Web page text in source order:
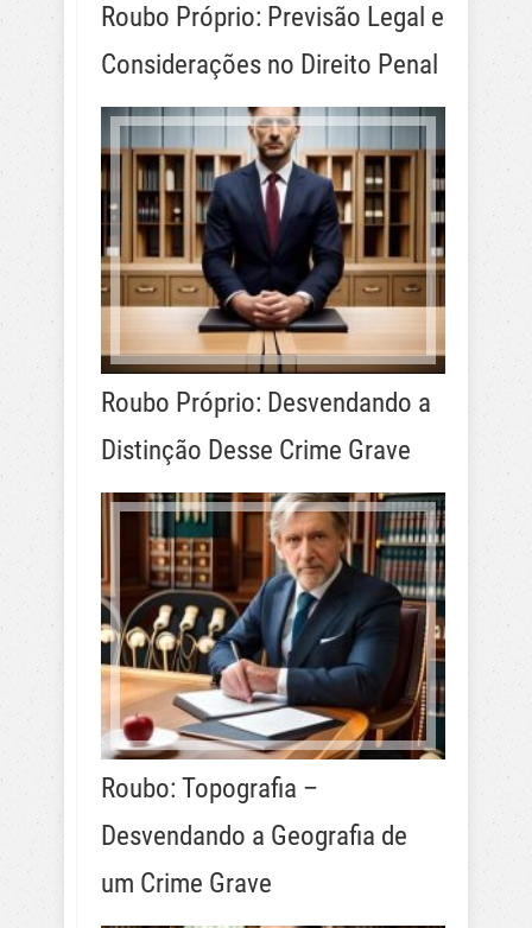
Roubo Próprio: Previsão Legal e
Considerações no Direito Penal
Roubo Próprio: Desvendando a
Distinção Desse Crime Grave
Roubo: Topografia –
Desvendando a Geografia de
um Crime Grave